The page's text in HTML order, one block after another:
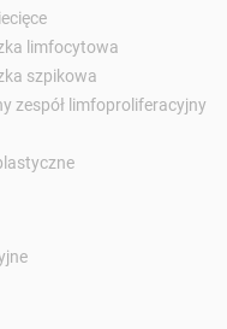
limfocytowa
szpikowa
zespół limfoproliferacyjny